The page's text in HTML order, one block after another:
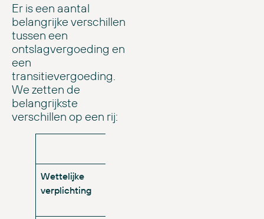
Er is een aantal
belangrijke verschillen
tussen een
ontslagvergoeding en
een
transitievergoeding.
We zetten de
belangrijkste
verschillen op een rij:
Wettelijke
verplichting